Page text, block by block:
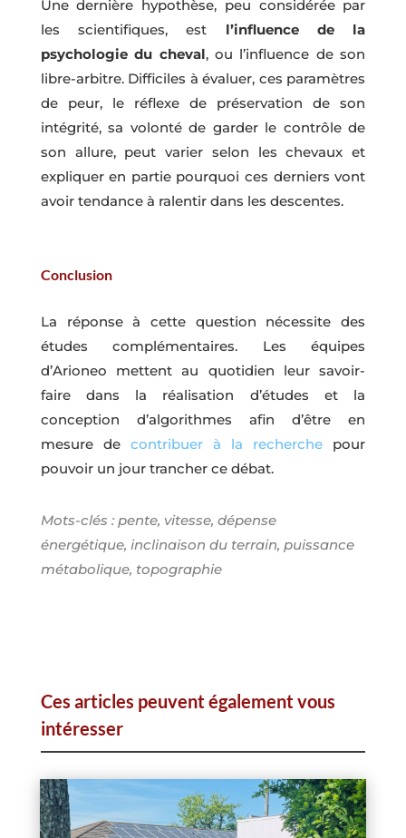
Une dernière hypothèse, peu considérée par
les scientifiques, est l’influence de la
psychologie du cheval, ou l’influence de son
libre-arbitre. Difficiles à évaluer, ces paramètres
de peur, le réflexe de préservation de son
intégrité, sa volonté de garder le contrôle de
son allure, peut varier selon les chevaux et
expliquer en partie pourquoi ces derniers vont
avoir tendance à ralentir dans les descentes.
Conclusion
La réponse à cette question nécessite des
études complémentaires. Les équipes
d’Arioneo mettent au quotidien leur savoir-
faire dans la réalisation d’études et la
conception d’algorithmes afin d’être en
mesure de contribuer à la recherche pour
pouvoir un jour trancher ce débat.
Mots-clés : pente, vitesse, dépense
énergétique, inclinaison du terrain, puissance
métabolique, topographie
Ces articles peuvent également vous
intéresser